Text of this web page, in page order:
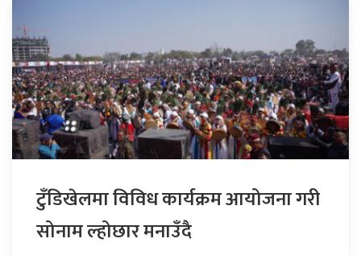
टुँडिखेलमा विविध कार्यक्रम आयोजना गरी
सोनाम ल्होछार मनाउँदै